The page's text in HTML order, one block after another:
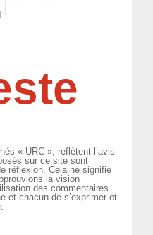
« URC », reflètent l’avis
sur ce site sont
réflexion. Cela ne signifie
la vision
des commentaires
et chacun de s’exprimer et